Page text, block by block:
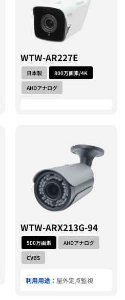
WTW-AR227E
日本製
800万画素/4K
AHDアナログ
WTW-ARX213G-94
500万画素
AHDアナログ
CVBS
利用用途： 屋外定点監視